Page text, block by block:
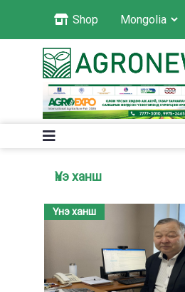
Shop
Үнэ ханш
Үнэ ханш